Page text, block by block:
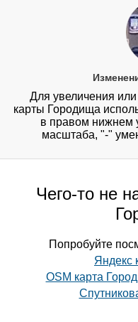
Для увеличения
карты Городища
в правом нижнем
масштаба, "-"
Чего-то не
Попробуйте
Яндекс
OSM карта